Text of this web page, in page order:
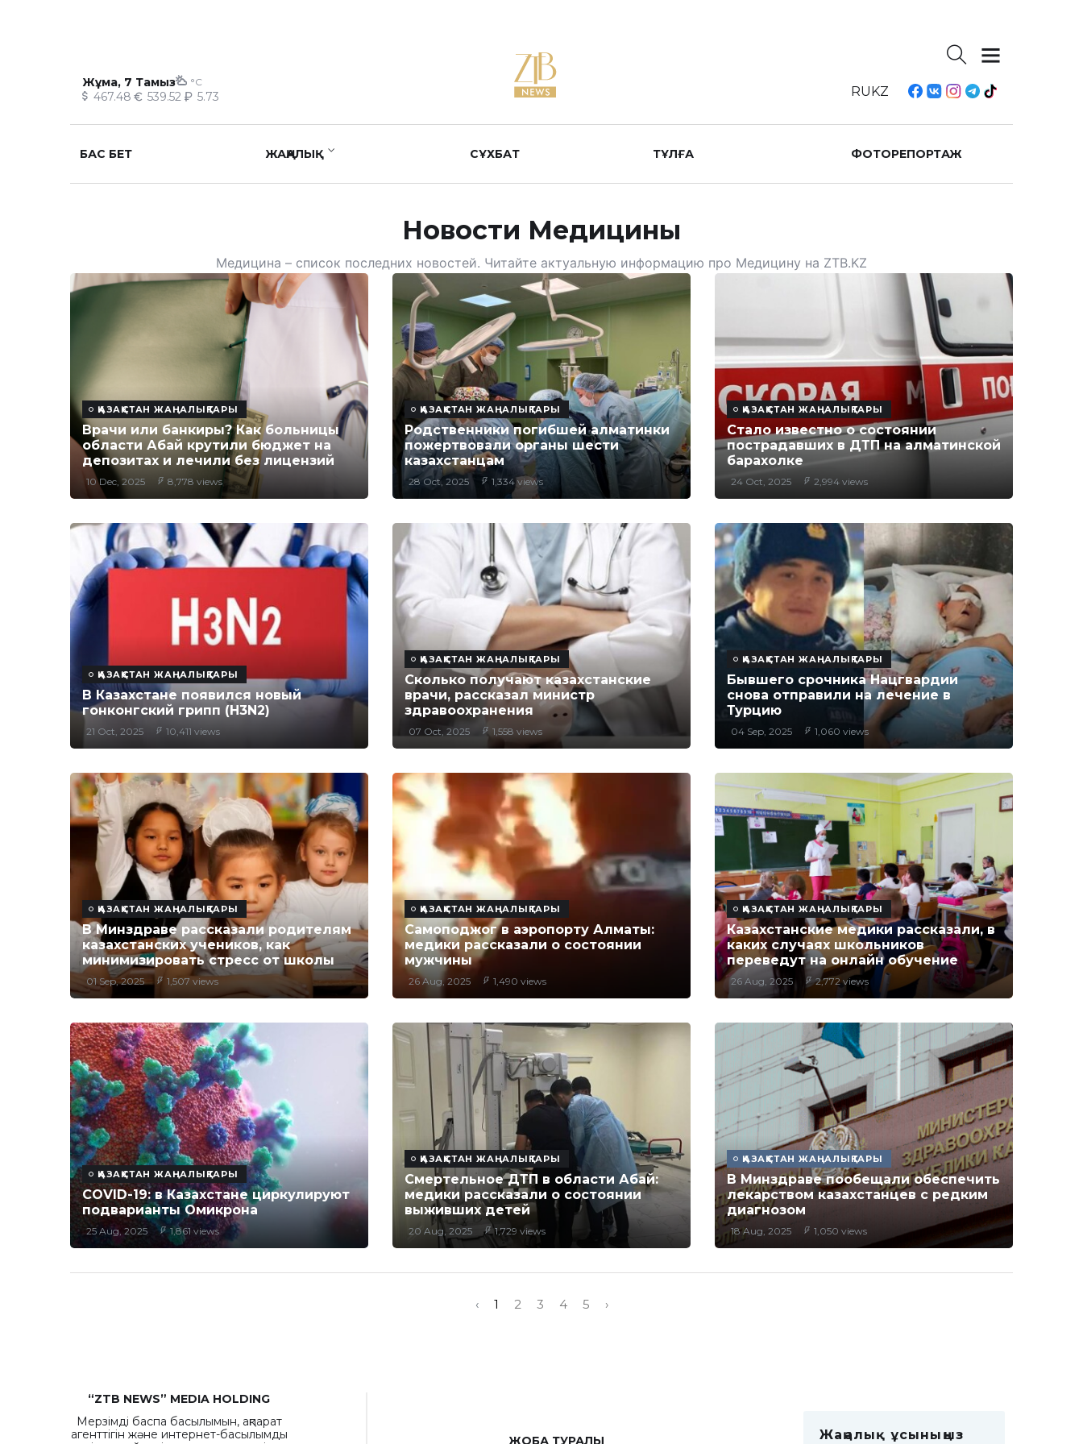
Жұма, 7 Тамыз °C
467.48 539.52 5.73 RUKZ
БАС БЕТ ЖАҢАЛЫҚ СҰХБАТ ТҰЛҒА ФОТОРЕПОРТАЖ
Новости Медицины
Медицина – список последних новостей. Читайте актуальную информацию про Медицину на ZTB.KZ
ҚАЗАҚСТАН ЖАҢАЛЫҚТАРЫ
Врачи или банкиры? Как больницы
области Абай крутили бюджет на
депозитах и лечили без лицензий
10 Dec, 2025 8,778 views
ҚАЗАҚСТАН ЖАҢАЛЫҚТАРЫ
Родственники погибшей алматинки
пожертвовали органы шести
казахстанцам
28 Oct, 2025 1,334 views
ҚАЗАҚСТАН ЖАҢАЛЫҚТАРЫ
Стало известно о состоянии
пострадавших в ДТП на алматинской
барахолке
24 Oct, 2025 2,994 views
ҚАЗАҚСТАН ЖАҢАЛЫҚТАРЫ
В Казахстане появился новый
гонконгский грипп (H3N2)
21 Oct, 2025 10,411 views
ҚАЗАҚСТАН ЖАҢАЛЫҚТАРЫ
Сколько получают казахстанские
врачи, рассказал министр
здравоохранения
07 Oct, 2025 1,558 views
ҚАЗАҚСТАН ЖАҢАЛЫҚТАРЫ
Бывшего срочника Нацгвардии
снова отправили на лечение в
Турцию
04 Sep, 2025 1,060 views
ҚАЗАҚСТАН ЖАҢАЛЫҚТАРЫ
В Минздраве рассказали родителям
казахстанских учеников, как
минимизировать стресс от школы
01 Sep, 2025 1,507 views
ҚАЗАҚСТАН ЖАҢАЛЫҚТАРЫ
Самоподжог в аэропорту Алматы:
медики рассказали о состоянии
мужчины
26 Aug, 2025 1,490 views
ҚАЗАҚСТАН ЖАҢАЛЫҚТАРЫ
Казахстанские медики рассказали, в
каких случаях школьников
переведут на онлайн обучение
26 Aug, 2025 2,772 views
ҚАЗАҚСТАН ЖАҢАЛЫҚТАРЫ
COVID-19: в Казахстане циркулируют
подварианты Омикрона
25 Aug, 2025 1,861 views
ҚАЗАҚСТАН ЖАҢАЛЫҚТАРЫ
Смертельное ДТП в области Абай:
медики рассказали о состоянии
выживших детей
20 Aug, 2025 1,729 views
ҚАЗАҚСТАН ЖАҢАЛЫҚТАРЫ
В Минздраве пообещали обеспечить
лекарством казахстанцев с редким
диагнозом
18 Aug, 2025 1,050 views
‹ 1 2 3 4 5 ›
“ZTB NEWS” MEDIA HOLDING
Мерзімді баспа басылымын, ақпарат
агенттігін және интернет-басылымды
ЖОБА ТУРАЛЫ Жаңалық ұсыныңыз